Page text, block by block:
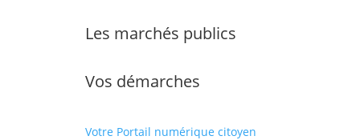
Les marchés publics
Vos démarches
Votre Portail numérique citoyen